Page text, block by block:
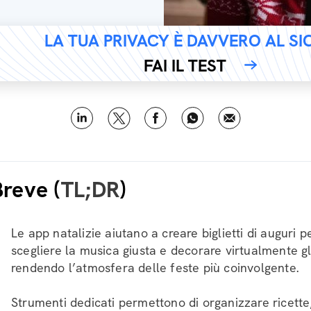
LA TUA PRIVACY È DAVVERO AL
FAI IL TEST
(TL;DR)
Le app natalizie aiutano a creare biglietti di auguri
scegliere la musica giusta e decorare virtualmente
rendendo l’atmosfera delle feste più coinvolgente.
Strumenti dedicati permettono di organizzare